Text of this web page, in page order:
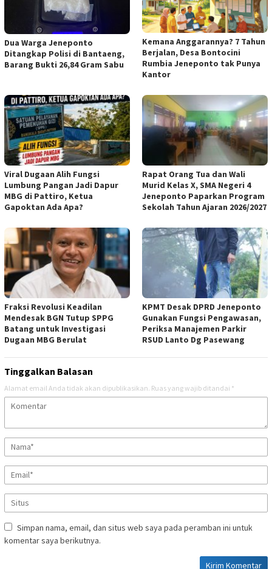
Dua Warga Jeneponto
Ditangkap Polisi di Bantaeng,
Barang Bukti 26,84 Gram Sabu
Kemana Anggarannya? 7 Tahun
Berjalan, Desa Bontocini
Rumbia Jeneponto tak Punya
Kantor
Viral Dugaan Alih Fungsi
Lumbung Pangan Jadi Dapur
MBG di Pattiro, Ketua
Gapoktan Ada Apa?
Rapat Orang Tua dan Wali
Murid Kelas X, SMA Negeri 4
Jeneponto Paparkan Program
Sekolah Tahun Ajaran 2026/2027
Fraksi Revolusi Keadilan
Mendesak BGN Tutup SPPG
Batang untuk Investigasi
Dugaan MBG Berulat
KPMT Desak DPRD Jeneponto
Gunakan Fungsi Pengawasan,
Periksa Manajemen Parkir
RSUD Lanto Dg Pasewang
Tinggalkan Balasan
Alamat email Anda tidak akan dipublikasikan. Ruas yang wajib ditandai *
Simpan nama, email, dan situs web saya pada peramban ini untuk
komentar saya berikutnya.